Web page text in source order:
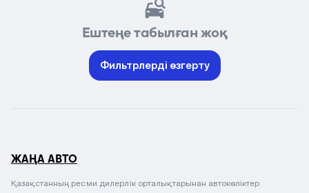
Ештеңе табылған жоқ
Фильтрлерді өзгерту
ЖАҢА АВТО
Қазақстанның ресми дилерлік орталықтарынан автокөліктер